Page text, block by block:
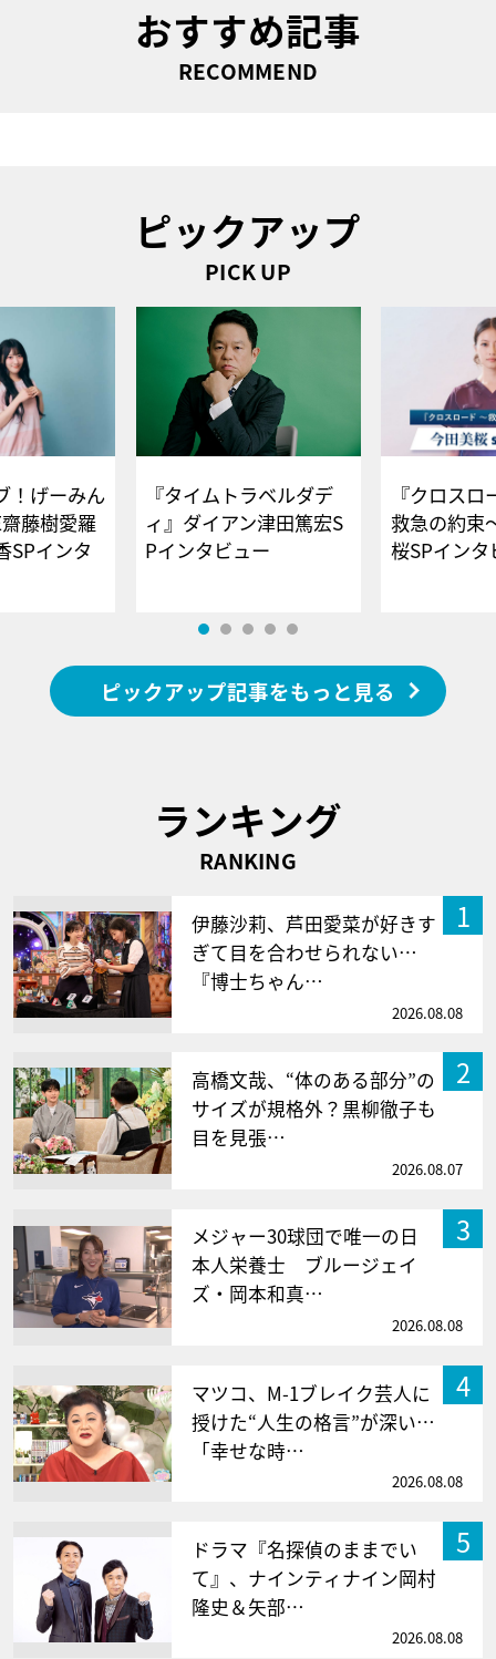
おすすめ記事
RECOMMEND
ピックアップ
PICK UP
！げーみん
藤樹愛羅
SPインタ
『タイムトラベルダデ
ィ』ダイアン津田篤宏S
Pインタビュー
『クロス
救急の約束
桜SPイ
ピックアップ記事をもっと見る
ランキング
RANKING
1
伊藤沙莉、芦田愛菜が好きす
ぎて目を合わせられない…
『博士ちゃん…
2026.08.08
2
高橋文哉、“体のある部分”の
サイズが規格外？黒柳徹子も
目を見張…
2026.08.07
3
メジャー30球団で唯一の日
本人栄養士 ブルージェイ
ズ・岡本和真…
2026.08.08
4
マツコ、M-1ブレイク芸人に
授けた“人生の格言”が深い…
「幸せな時…
2026.08.08
5
ドラマ『名探偵のままでい
て』、ナインティナイン岡村
隆史＆矢部…
2026.08.08